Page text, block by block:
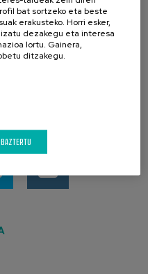
bat sortzeko eta beste
erakusteko. Horri esker,
dezakegu eta interesa
lortu. Gainera,
ditzakegu.